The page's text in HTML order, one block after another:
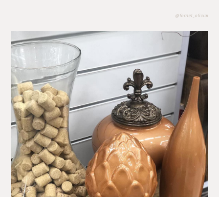
@fernet_oficial